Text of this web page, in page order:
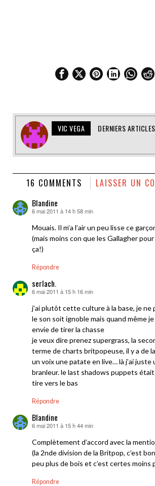
VIC VEGA DERNIERS ARTICLES
16 COMMENTS LAISSER UN
Blandine
dit :
6 mai 2011 à 14 h 58 min
Mouais. Il m’a l’air un peu lisse ce
(mais moins con que les Gallagher pour
ça!)
Répondre
serlach.
dit :
6 mai 2011 à 15 h 16 min
j’ai plutôt cette culture à la base, je ne
le son soit ignoble mais quand même
envie de tirer la chasse
je veux dire prenez supergrass, la
terme de charts britpopeuse, il y a de
un voix une patate en live… là j’ai juste
branleur. le last shadows puppets était
tire vers le bas
Répondre
Blandine
dit :
6 mai 2011 à 15 h 44 min
Complètement d’accord avec la
(la 2nde division de la Britpop, c’est
peu plus de bois et c’est certes moins
Répondre